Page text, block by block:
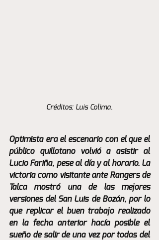
Créditos: Luis Colima.
Optimista era el escenario con el que el
público quillotano volvió a asistir al
Lucio Fariña, pese al día y al horario. La
victoria como visitante ante Rangers de
Talca mostró una de las mejores
versiones del San Luis de Bozán, por lo
que replicar el buen trabajo realizado
en la fecha anterior hacía posible el
sueño de salir de una vez por todas del